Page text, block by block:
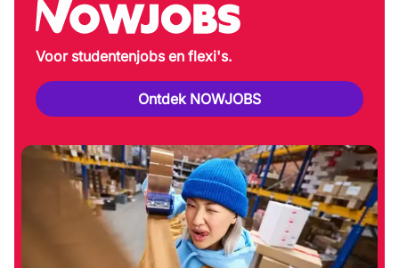
Voor studentenjobs en flexi's.
Ontdek NOWJOBS